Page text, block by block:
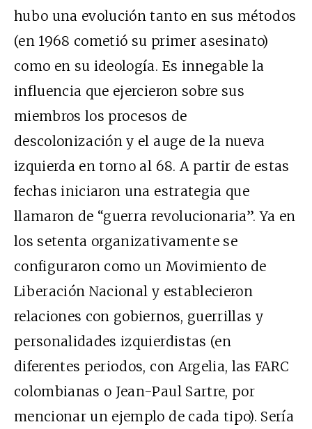
hubo una evolución tanto en sus métodos
(en 1968 cometió su primer asesinato)
como en su ideología. Es innegable la
influencia que ejercieron sobre sus
miembros los procesos de
descolonización y el auge de la nueva
izquierda en torno al 68. A partir de estas
fechas iniciaron una estrategia que
llamaron de “guerra revolucionaria”. Ya en
los setenta organizativamente se
configuraron como un Movimiento de
Liberación Nacional y establecieron
relaciones con gobiernos, guerrillas y
personalidades izquierdistas (en
diferentes periodos, con Argelia, las FARC
colombianas o Jean-Paul Sartre, por
mencionar un ejemplo de cada tipo). Sería